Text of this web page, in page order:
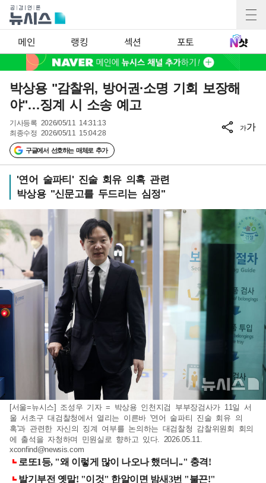
메인 랭킹 섹션 포토
박상용 "감찰위, 방어권·소명 기회 보장해
야"…징계 시 소송 예고
기사등록 2026/05/11 14:31:13
최종수정 2026/05/11 15:04:28
구글에서 선호하는 매체로 추가
가가
'연어 술파티' 진술 회유 의혹 관련
박상용 "신문고를 두드리는 심정"
[서울=뉴시스] 조성우 기자 = 박상용 인천지검 부부장검사가 11일 서
울 서초구 대검찰청에서 열리는 이른바 '연어 술파티 진술 회유 의
혹'과 관련한 자신의 징계 여부를 논의하는 대검찰청 감찰위원회 회의
에 출석을 자청하며 민원실로 향하고 있다. 2026.05.11.
xconfind@newsis.com